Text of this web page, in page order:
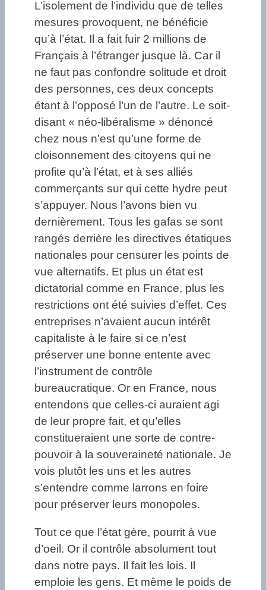
L’isolement de l’individu que de telles
mesures provoquent, ne bénéficie
qu’à l’état. Il a fait fuir 2 millions de
Français à l’étranger jusque là. Car il
ne faut pas confondre solitude et droit
des personnes, ces deux concepts
étant à l’opposé l’un de l’autre. Le soit-
disant « néo-libéralisme » dénoncé
chez nous n’est qu’une forme de
cloisonnement des citoyens qui ne
profite qu’à l’état, et à ses alliés
commerçants sur qui cette hydre peut
s’appuyer. Nous l’avons bien vu
dernièrement. Tous les gafas se sont
rangés derrière les directives étatiques
nationales pour censurer les points de
vue alternatifs. Et plus un état est
dictatorial comme en France, plus les
restrictions ont été suivies d’effet. Ces
entreprises n’avaient aucun intérêt
capitaliste à le faire si ce n’est
préserver une bonne entente avec
l’instrument de contrôle
bureaucratique. Or en France, nous
entendons que celles-ci auraient agi
de leur propre fait, et qu’elles
constitueraient une sorte de contre-
pouvoir à la souveraineté nationale. Je
vois plutôt les uns et les autres
s’entendre comme larrons en foire
pour préserver leurs monopoles.
Tout ce que l’état gère, pourrit à vue
d’oeil. Or il contrôle absolument tout
dans notre pays. Il fait les lois. Il
emploie les gens. Et même le poids de